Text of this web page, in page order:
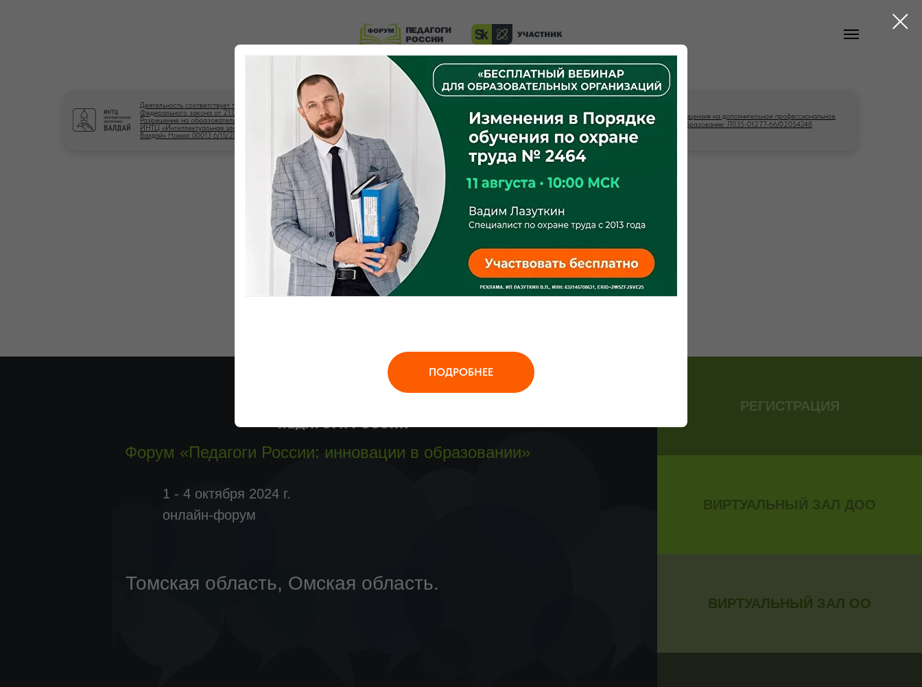
Резидент Сколково по инновационному приоритету
«Повышение эффективности образовательных
программ».
Лицензия на дополнительное профессиональное
образование: Л035-01277-66/02054248
Деятельность соответствует требованиям
Федерального закона от 21.04.2025 № 86-ФЗ.
Разрешение на образовательную деятельность
ИНТЦ «Интеллектуальная электроника -
Валдай» Номер 00013 6/15/2026
ПОДРОБНЕЕ
РЕГИСТРАЦИЯ
ВИРТУАЛЬНЫЙ ЗАЛ ДОО
ВИРТУАЛЬНЫЙ ЗАЛ ОО
1 - 4 октября 2024 г.
онлайн-форум
Форум «Педагоги России: инновации в образовании»
Томская область, Омская область.